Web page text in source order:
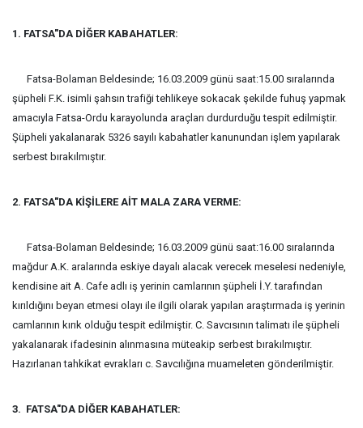
1. FATSA"DA DİĞER KABAHATLER:
Fatsa-Bolaman Beldesinde; 16.03.2009 günü saat:15.00 sıralarında
şüpheli F.K. isimli şahsın trafiği tehlikeye sokacak şekilde fuhuş yapmak
amacıyla Fatsa-Ordu karayolunda araçları durdurduğu tespit edilmiştir.
Şüpheli yakalanarak 5326 sayılı kabahatler kanunundan işlem yapılarak
serbest bırakılmıştır.
2. FATSA"DA KİŞİLERE AİT MALA ZARA VERME:
Fatsa-Bolaman Beldesinde; 16.03.2009 günü saat:16.00 sıralarında
mağdur A.K. aralarında eskiye dayalı alacak verecek meselesi nedeniyle,
kendisine ait A. Cafe adlı iş yerinin camlarının şüpheli İ.Y. tarafından
kırıldığını beyan etmesi olayı ile ilgili olarak yapılan araştırmada iş yerinin
camlarının kırık olduğu tespit edilmiştir. C. Savcısının talimatı ile şüpheli
yakalanarak ifadesinin alınmasına müteakip serbest bırakılmıştır.
Hazırlanan tahkikat evrakları c. Savcılığına muameleten gönderilmiştir.
3. FATSA"DA DİĞER KABAHATLER: